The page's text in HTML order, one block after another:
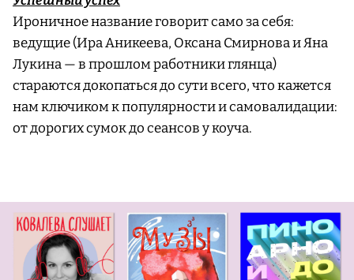
Ироничное название говорит само за себя:
ведущие (Ира Аникеева, Оксана Смирнова и Яна
Лукина — в прошлом работники глянца)
стараются докопаться до сути всего, что кажется
нам ключиком к популярности и самовалидации:
от дорогих сумок до сеансов у коуча.